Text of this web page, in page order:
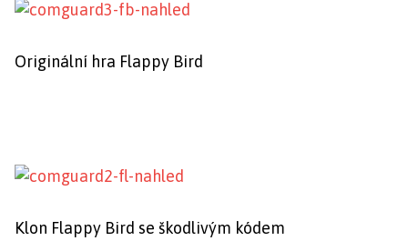
Originální hra Flappy Bird
Klon Flappy Bird se škodlivým kódem